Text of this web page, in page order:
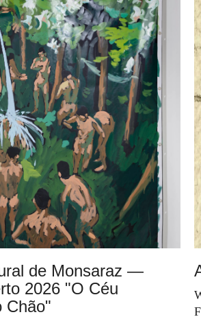
de Monsaraz —
2026 "O Céu
Chão"